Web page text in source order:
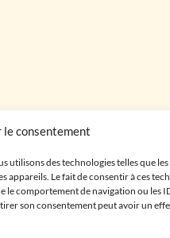
le consentement
utilisons des technologies telles que
appareils. Le fait de consentir à ces
le comportement de navigation ou les
son consentement peut avoir un